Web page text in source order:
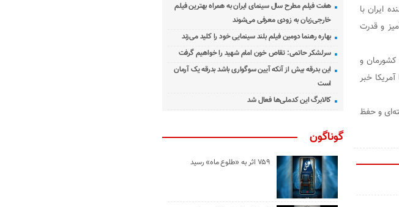
ایران با
و قدرت
و
خبر
و حفظ
هفت فیلم مطرح سال سینمای ایران به همراه بهترین فیلم
خارجی‌زبان به زودی معرفی می‌شوند
بهاره رهنما دومین فیلم بلند سینمایی خود را کلید می‌زند
سرلشکر حاتمی: تقاص خون امام شهید را خواهیم گرفت
این بدرقه بیش از آنکه آیین سوگواری باشد بدرقه یک آرمان
است
کالابرگ این کدملی‌ها فعال شد
گوناگون
۷۵۹ اثر به «طلوع ماه» رسید